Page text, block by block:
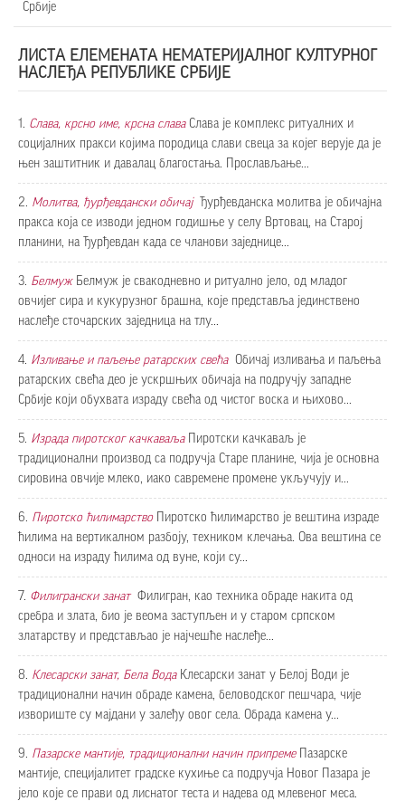
Србије
ЛИСТА ЕЛЕМЕНАТА НЕМАТЕРИЈАЛНОГ КУЛТУРНОГ
НАСЛЕЂА РЕПУБЛИКЕ СРБИЈЕ
1. Слава, крсно име, крсна слава Слава је комплекс ритуалних и
социјалних пракси којима породица слави свеца за којег верује да је
њен заштитник и давалац благостања. Прослављање...
2. Молитва, ђурђевдански обичај
Ђурђевданска молитва је обичајна
пракса која се изводи једном годишње у селу Вртовац, на Старој
планини, на Ђурђевдан када се чланови заједнице...
3. Белмуж Белмуж је свакодневно и ритуално јело, од младог
овчијег сира и кукурузног брашна, које представља јединствено
наслеђе сточарских заједница на тлу...
4. Изливање и паљење ратарских свећа Обичај изливања и паљења
ратарских свећа део је ускршњих обичаја на подручју западне
Србије који обухвата израду свећа од чистог воска и њихово...
5. Израда пиротског качкаваља
Пиротски качкаваљ је
традиционални производ са подручја Старе планине, чија је основна
сировина овчије млеко, иако савремене промене укључују и...
6. Пиротско ћилимарство
Пиротско ћилимарство је вештина израде
ћилима на вертикалном разбоју, техником клечања. Ова вештина се
односи на израду ћилима од вуне, који су...
7. Филигрaнски зaнaт Филигран, као техника обраде накита од
сребра и злата, био је веома заступљен и у старом српском
златарству и представљао је најчешће наслеђе...
8. Клесарски занат, Бела Вода Клесарски занат у Белој Води је
традиционални начин обраде камена, беловодског пешчара, чије
извориште су мајдани у залеђу овог села. Обрада камена у...
9. Пазарске мантије, традиционални начин припреме
Пазарске
мантије, специјалитет градске кухиње са подручја Новог Пазара је
јело које се прави од лиснатог теста и надева од млевеног меса.